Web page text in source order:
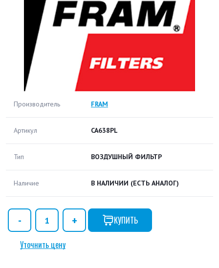
Производитель FRAM
Артикул CA638PL
Тип ВОЗДУШНЫЙ ФИЛЬТР
Наличие В НАЛИЧИИ (ЕСТЬ АНАЛОГ)
КУПИТЬ
Уточнить цену